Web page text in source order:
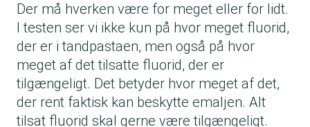
Der må hverken være for meget eller for lidt.
I testen ser vi ikke kun på hvor meget fluorid,
der er i tandpastaen, men også på hvor
meget af det tilsatte fluorid, der er
tilgængeligt. Det betyder hvor meget af det,
der rent faktisk kan beskytte emaljen. Alt
tilsat fluorid skal gerne være tilgængeligt.